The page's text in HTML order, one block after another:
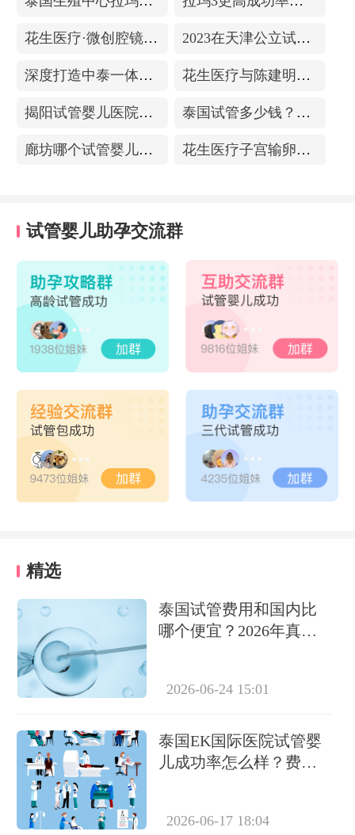
花生医疗·微创腔镜中心 2023在天津公立试管医院排名，附带费用明细
深度打造中泰一体化医疗体系！花生医疗中国专家团赴泰考察交流 花生医疗与陈建明教授达成战略合作，共促精准保胎事业发展
揭阳试管婴儿医院排名，附带试管成功率 泰国试管多少钱？收费包含什么项目？不成功能退款？
廊坊哪个试管婴儿医院可以包成功？内附试管费用! 花生医疗子宫输卵管造影中心
试管婴儿助孕交流群
精选
泰国试管费用和国内比
哪个便宜？2026年真实
2026-06-24 15:01
泰国EK国际医院试管婴
儿成功率怎么样？费用
2026-06-17 18:04